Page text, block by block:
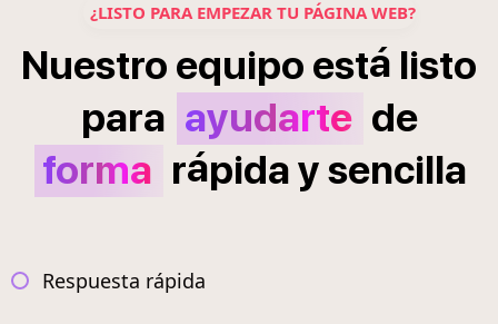
¿LISTO PARA EMPEZAR TU PÁGINA WEB?
Nuestro equipo está listo
para ayudarte de
forma rápidaysencilla
Respuesta rápida